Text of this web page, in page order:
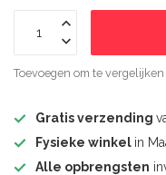
Toevoegen om te vergelijken
Gratis verzending
Fysieke winkel in
Alle opbrengsten